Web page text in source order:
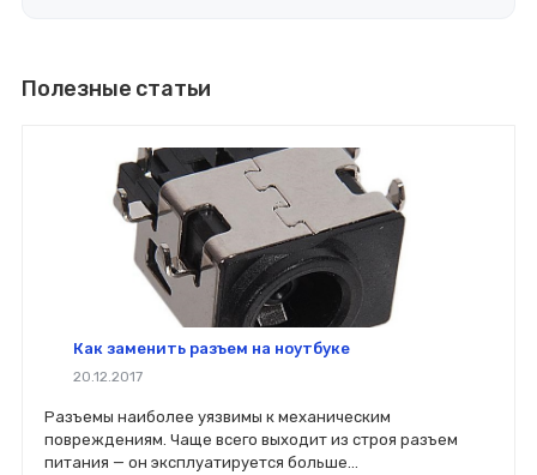
Полезные статьи
Как заменить разъем на ноутбуке
20.12.2017
Разъемы наиболее уязвимы к механическим
повреждениям. Чаще всего выходит из строя разъем
питания — он эксплуатируется больше